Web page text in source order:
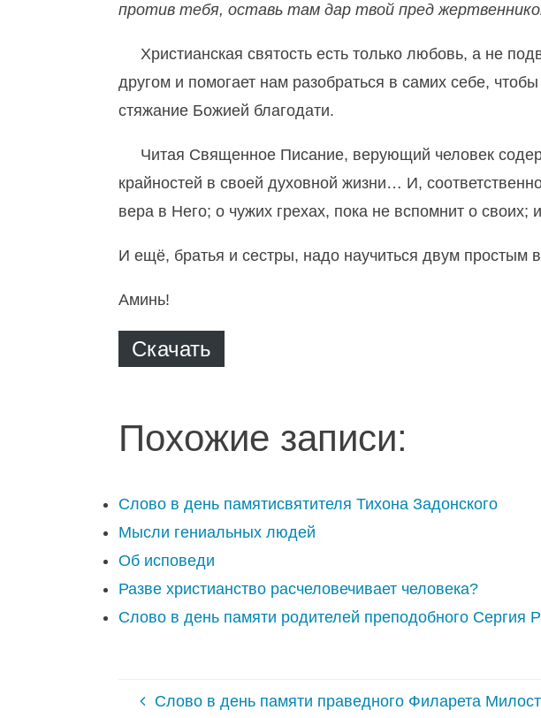
против тебя, оставь там дар твой пред
Христианская святость есть только любовь, а не
другом и помогает нам разобраться в самих себе,
стяжание Божией благодати.
Читая Священное Писание, верующий человек
крайностей в своей духовной жизни… И,
вера в Него; о чужих грехах, пока не вспомнит о
И ещё, братья и сестры, надо научиться двум простым
Аминь!
Скачать
Похожие записи:
Слово в день памятисвятителя Тихона Задонского
Мысли гениальных людей
Об исповеди
Разве христианство расчеловечивает человека?
Слово в день памяти родителей преподобного Сергия
Слово в день памяти праведного Филарета